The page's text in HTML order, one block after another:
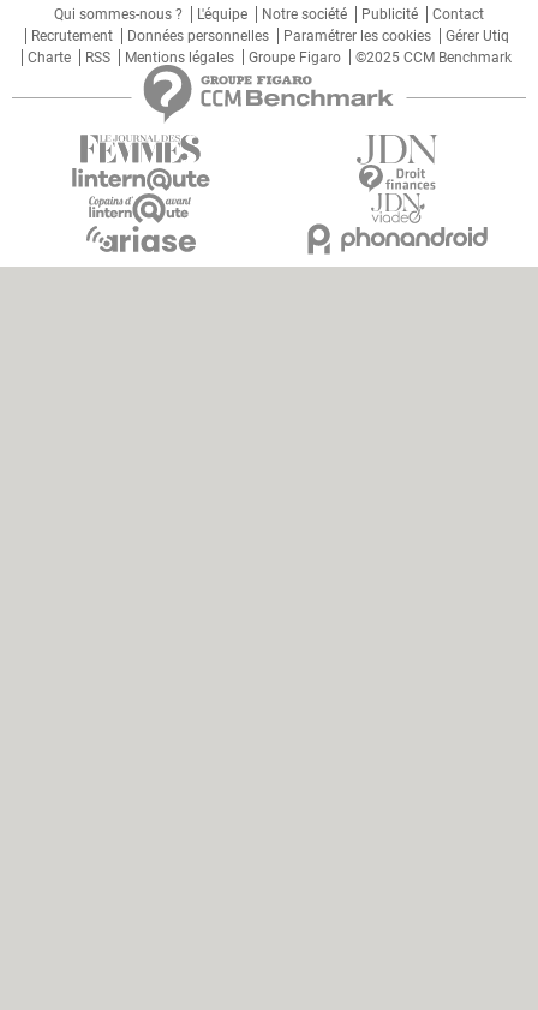
Qui sommes-nous ? L'équipe Notre société Publicité
Contact
Recrutement
Données personnelles Paramétrer les cookies
Gérer Utiq
Charte
RSS Mentions légales Groupe Figaro ©2025 CCM Benchmark